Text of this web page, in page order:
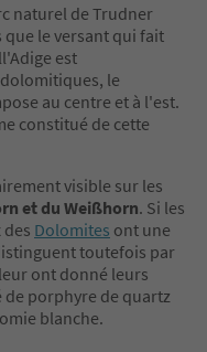
naturel de Trudner
que le versant qui fait
est
le
au centre et à l'est.
constitué de cette
visible sur les
et du Weißhorn. Si les
Dolomites ont une
toutefois par
ont donné leurs
de porphyre de quartz
blanche.